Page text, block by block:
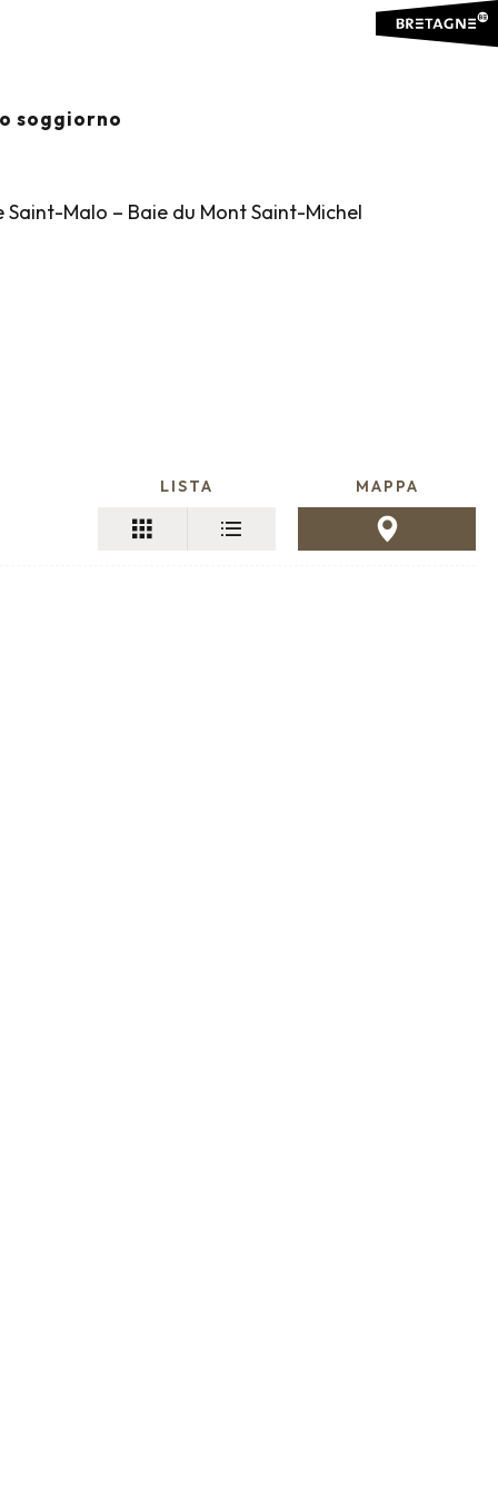
soggiornofavoris
Malo – Baie du Mont Saint-Michel
LISTA MAPPA